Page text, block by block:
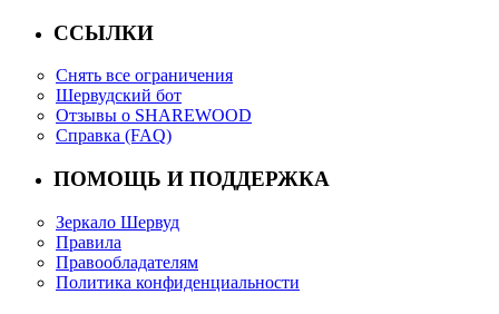
ССЫЛКИ
Снять все ограничения
Шервудский бот
Отзывы о SHAREWOOD
Справка (FAQ)
ПОМОЩЬ И ПОДДЕРЖКА
Зеркало Шервуд
Правила
Правообладателям
Политика конфиденциальности